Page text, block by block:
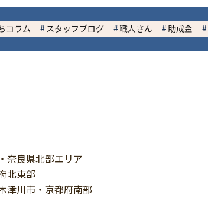
コラム スタッフブログ 職人さん 助成金
奈良県北部エリア
北東部
津川市・京都府南部